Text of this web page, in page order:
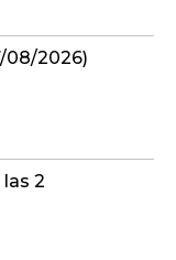
08/2026)
2